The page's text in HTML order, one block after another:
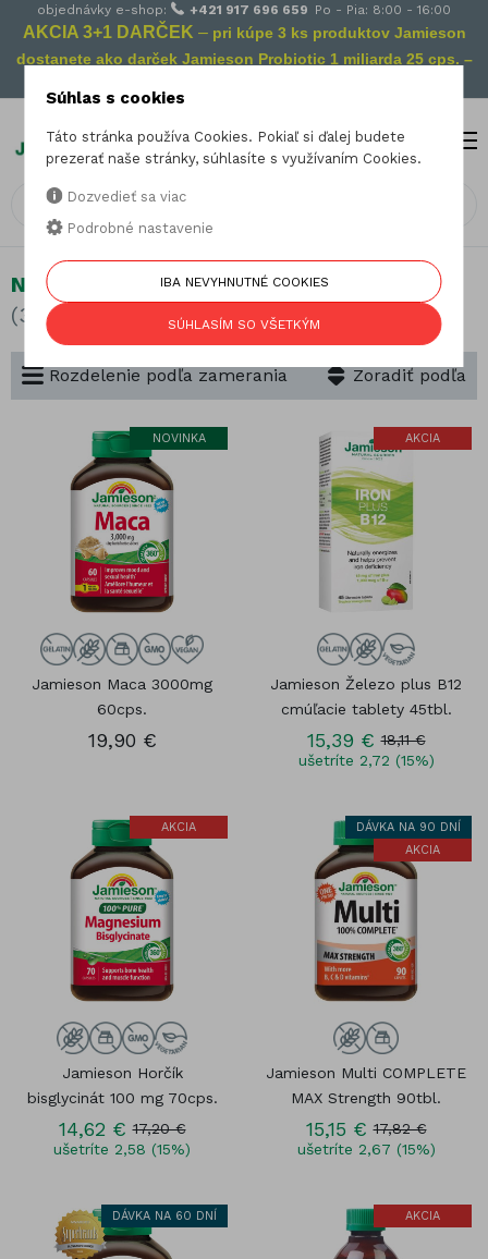
objednávky e-shop: +421 917 696 659 Po - Pia: 8:00 - 16:00
AKCIA 3+1 DARČEK – pri kúpe 3 ks produktov Jamieson
dostanete ako darček Jamieson Probiotic 1 miliarda 25 cps. –
0
Nálada a energia
(32 produktov)
Zoradiť podľa
Rozdelenie podľa zamerania
NOVINKA
Jamieson Maca 3000mg
60cps.
19,90 €
AKCIA
Jamieson Železo plus B12
cmúľacie tablety 45tbl.
15,39 € 18,11 €
ušetríte 2,72 (15%)
AKCIA
Jamieson Horčík
bisglycinát 100 mg 70cps.
14,62 € 17,20 €
ušetríte 2,58 (15%)
DÁVKA NA 90 DNÍ
AKCIA
Jamieson Multi COMPLETE
MAX Strength 90tbl.
15,15 € 17,82 €
ušetríte 2,67 (15%)
DÁVKA NA 60 DNÍ AKCIA
Súhlas s cookies
Táto stránka používa Cookies. Pokiaľ si ďalej budete
prezerať naše stránky, súhlasíte s využívaním Cookies.
Dozvedieť sa viac
Podrobné nastavenie
IBA NEVYHNUTNÉ COOKIES
SÚHLASÍM SO VŠETKÝM